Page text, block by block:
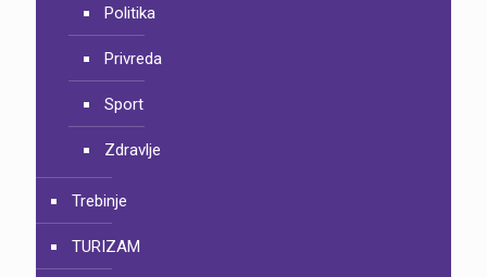
Politika
Privreda
Sport
Zdravlje
Trebinje
TURIZAM